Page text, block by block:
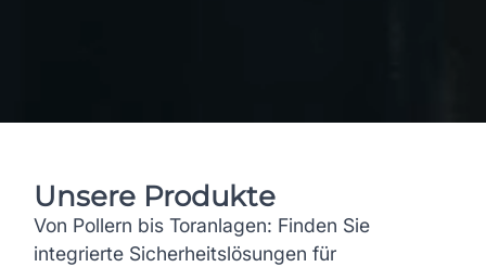
Unsere Produkte
Von Pollern bis Toranlagen: Finden Sie
integrierte Sicherheitslösungen für